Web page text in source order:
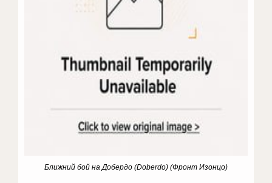
Ближний бой на Добердо (Doberdo) (Фронт Изонцо)